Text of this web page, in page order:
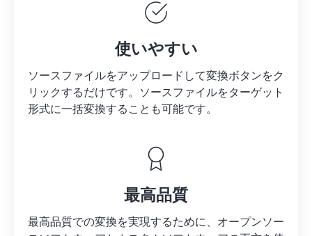
使いやすい
ソースファイルをアップロードして変換ボタンをク
リックするだけです。 ソースファイルをターゲット
形式に一括変換することも可能です。
最高品質
最高品質での変換を実現するために、オープンソー